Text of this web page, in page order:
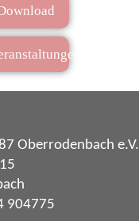
Oberrodenbach e.V.
904775